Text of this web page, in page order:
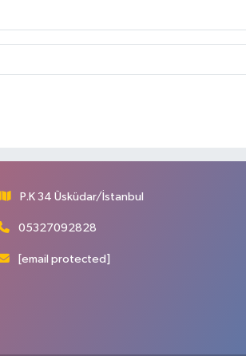
P.K 34 Üsküdar/İstanbul
05327092828
[email protected]